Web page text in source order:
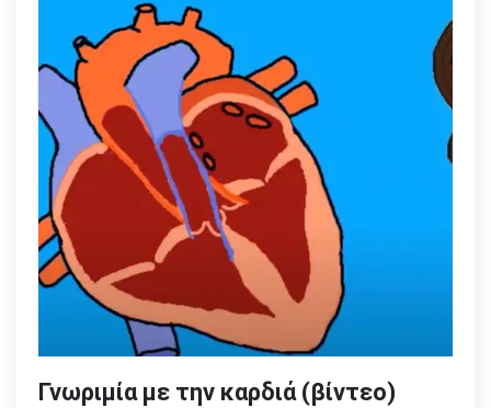
Γνωριμία με την καρδιά (βίντεο)